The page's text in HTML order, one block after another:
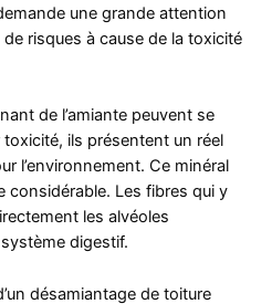
une grande attention
risques à cause de la toxicité
de l’amiante peuvent se
ils présentent un réel
l’environnement. Ce minéral
considérable. Les fibres qui y
les alvéoles
digestif.
désamiantage de toiture